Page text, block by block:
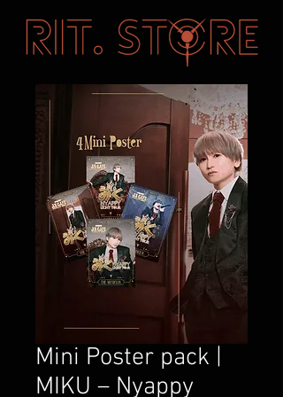
Mini Poster pack |
MIKU – Nyappy